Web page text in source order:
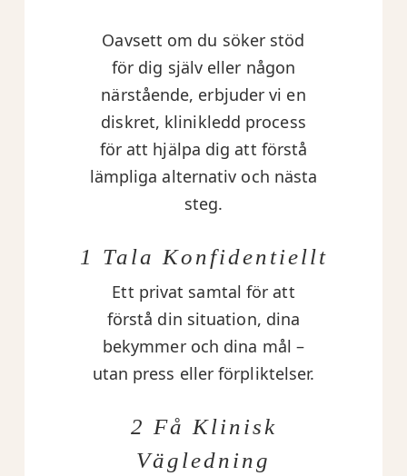
Oavsett om du söker stöd
för dig själv eller någon
närstående, erbjuder vi en
diskret, klinikledd process
för att hjälpa dig att förstå
lämpliga alternativ och nästa
steg.
1 Tala Konfidentiellt
Ett privat samtal för att
förstå din situation, dina
bekymmer och dina mål –
utan press eller förpliktelser.
2 Få Klinisk
Vägledning